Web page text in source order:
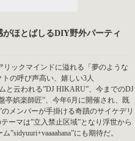
ほとばしるDIY野外パーティ
リックマインドに溢れる「夢のような
の呼び声高い、嬉しい3人
と云われる”DJ HIKARU”、今までのDJ
亭娯楽師匠”、今年6月に開催され、既
メンバーが手掛ける奇蹟のサイケデリ
ーマは”立入禁止区域”となり浮世から
にも期待だ。